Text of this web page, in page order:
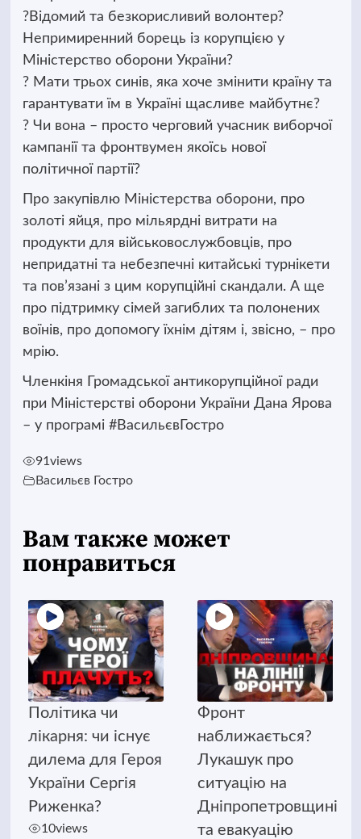
?Відомий та безкорисливий волонтер?
Непримиренний борець із корупцією у
Міністерство оборони України?
? Мати трьох синів, яка хоче змінити країну та
гарантувати їм в Україні щасливе майбутнє?
? Чи вона – просто черговий учасник виборчої
кампанії та фронтвумен якоїсь нової
політичної партії?
Про закупівлю Міністерства оборони, про
золоті яйця, про мільярдні витрати на
продукти для військовослужбовців, про
непридатні та небезпечні китайські турнікети
та пов’язані з цим корупційні скандали. А ще
про підтримку сімей загиблих та полонених
воїнів, про допомогу їхнім дітям і, звісно, – про
мрію.
Членкіня Громадської антикорупційної ради
при Міністерстві оборони України Дана Ярова
– у програмі #ВасильєвГостро
91 views
Васильєв Гостро
Вам также может
понравиться
Політика чи
лікарня: чи існує
дилема для Героя
України Сергія
Риженка?
10views
Фронт
наближається?
Лукашук про
ситуацію на
Дніпропетровщині
та евакуацію